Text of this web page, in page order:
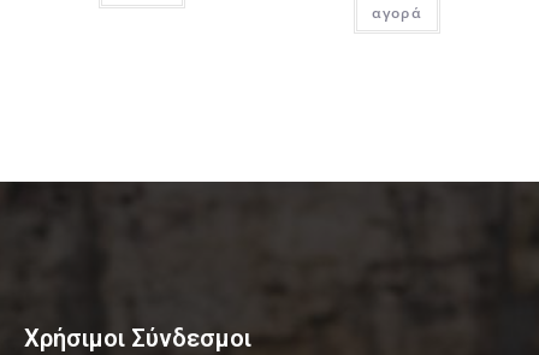
αγορά
Χρήσιμοι Σύνδεσμοι